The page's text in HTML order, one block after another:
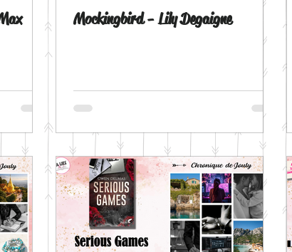
Mockingbird - Lily Degaigne